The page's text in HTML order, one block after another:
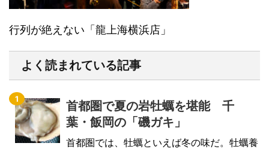
行列が絶えない「龍上海横浜店」
よく読まれている記事
首都圏で夏の岩牡蠣を堪能 千
葉・飯岡の「磯ガキ」
首都圏では、牡蠣といえば冬の味だ。牡蠣養